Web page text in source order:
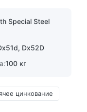
Special Steel
Dx52D
100 кг
цинкование